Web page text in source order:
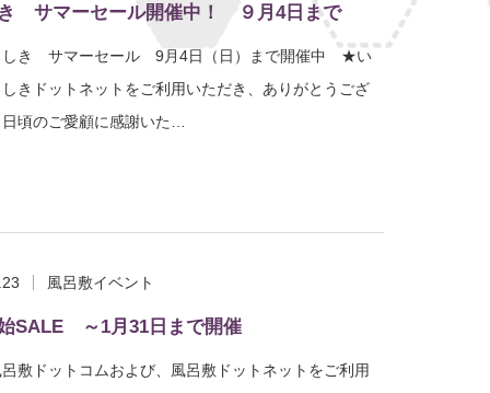
サマーセール開催中！ ９月4日まで
き サマーセール 9月4日（日）まで開催中 ★い
きドットネットをご利用いただき、ありがとうござ
頃のご愛顧に感謝いた…
風呂敷イベント
SALE ～1月31日まで開催
敷ドットコムおよび、風呂敷ドットネットをご利用